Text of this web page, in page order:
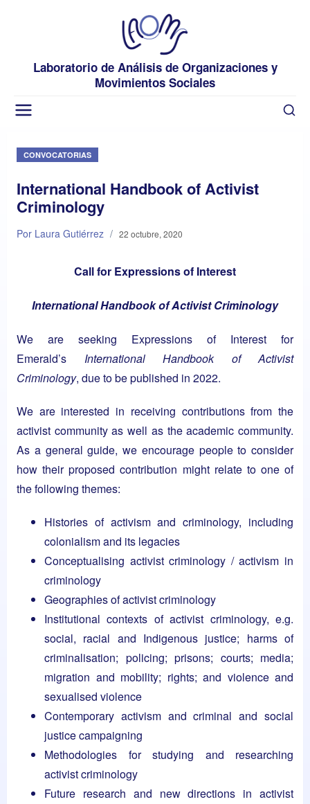
Laboratorio de Análisis de Organizaciones y
Movimientos Sociales
CONVOCATORIAS
International Handbook of Activist
Criminology
Por Laura Gutiérrez / 22 octubre, 2020
Call for Expressions of Interest
International Handbook of Activist Criminology
We are seeking Expressions of Interest for
Emerald’s International Handbook of Activist
Criminology, due to be published in 2022.
We are interested in receiving contributions from the
activist community as well as the academic community.
As a general guide, we encourage people to consider
how their proposed contribution might relate to one of
the following themes:
Histories of activism and criminology, including
colonialism and its legacies
Conceptualising activist criminology / activism in
criminology
Geographies of activist criminology
Institutional contexts of activist criminology, e.g.
social, racial and Indigenous justice; harms of
criminalisation; policing; prisons; courts; media;
migration and mobility; rights; and violence and
sexualised violence
Contemporary activism and criminal and social
justice campaigning
Methodologies for studying and researching
activist criminology
Future research and new directions in activist